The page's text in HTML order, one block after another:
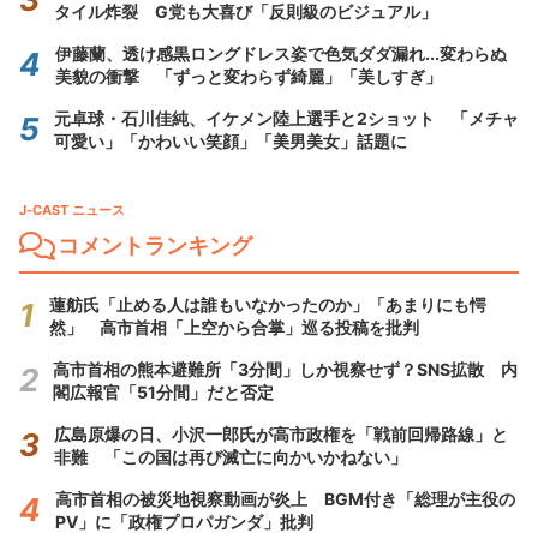
タイル炸裂 G党も大喜び「反則級のビジュアル」
伊藤蘭、透け感黒ロングドレス姿で色気ダダ漏れ...変わらぬ
美貌の衝撃 「ずっと変わらず綺麗」「美しすぎ」
元卓球・石川佳純、イケメン陸上選手と2ショット 「メチャ
可愛い」「かわいい笑顔」「美男美女」話題に
J-CAST ニュース
コメントランキング
蓮舫氏「止める人は誰もいなかったのか」「あまりにも愕
然」 高市首相「上空から合掌」巡る投稿を批判
高市首相の熊本避難所「3分間」しか視察せず？SNS拡散 内
閣広報官「51分間」だと否定
広島原爆の日、小沢一郎氏が高市政権を「戦前回帰路線」と
非難 「この国は再び滅亡に向かいかねない」
高市首相の被災地視察動画が炎上 BGM付き「総理が主役の
PV」に「政権プロパガンダ」批判